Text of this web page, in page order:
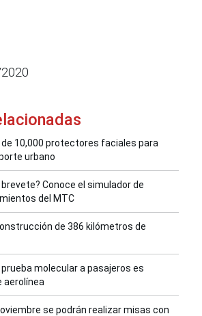
10,000 protectores faciales para
urbano
Conoce el simulador de
del MTC
de 386 kilómetros de
prueba molecular a pasajeros es
aerolínea
se podrán realizar misas con